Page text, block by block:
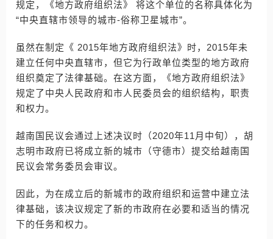
规定，《地方政府组织法》 将这个单位的名称具体化为
“中央直辖市领导的城市-俗称卫星城市”。
虽然在制定《 2015年地方政府组织法》时，2015年未
建立任何中央直辖市，但它为行政单位类型的地方政府
组织奠定了法律基础。在这方面，《地方政府组织法》
规定了中央人民政府和市人民委员会的组织结构，职责
和权力。
越南国民议会通过上述决议时（2020年11月中旬），胡
志明市政府已将成立新的城市（守德市）提交给越南国
民议会常务委员会审议。
因此，为在成立后的新城市的政府组织和运营中建立法
律基础，该决议规定了新的市政府在必要和适当的情况
下的任务和权力。